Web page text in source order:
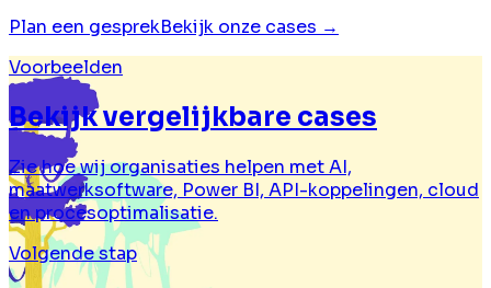
Plan een gesprekBekijk onze cases →
Voorbeelden
Bekijk vergelijkbare cases
Zie hoe wij organisaties helpen met AI,
maatwerksoftware, Power BI, API-koppelingen, cloud
en procesoptimalisatie.
Volgende stap